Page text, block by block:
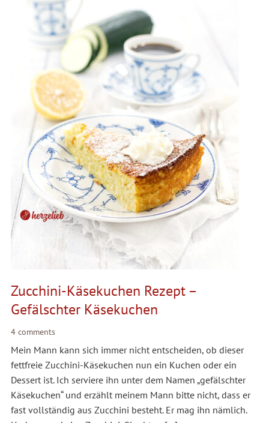
Zucchini-Käsekuchen Rezept –
Gefälschter Käsekuchen
4 comments
Mein Mann kann sich immer nicht entscheiden, ob dieser
fettfreie Zucchini-Käsekuchen nun ein Kuchen oder ein
Dessert ist. Ich serviere ihn unter dem Namen „gefälschter
Käsekuchen“ und erzählt meinem Mann bitte nicht, dass er
fast vollständig aus Zucchini besteht. Er mag ihn nämlich.